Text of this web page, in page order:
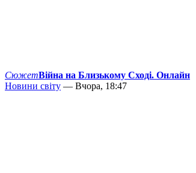
СюжетВійна на Близькому Сході. Онлайн
Новини світу — Вчора, 18:47